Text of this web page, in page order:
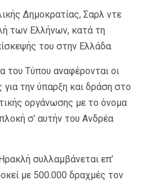
Δημοκρατίας, Σαρλ ντε
των Ελλήνων, κατά τη
του στην Ελλάδα.
του Τύπου αναφέρονται οι
την ύπαρξη και δράση στο
οργάνωσης με το όνομα
σ’ αυτήν του Ανδρέα
συλλαμβάνεται επ’
με 500.000 δραχμές τον